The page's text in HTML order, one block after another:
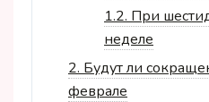
1.2. При
неделе
2. Будут ли
феврале